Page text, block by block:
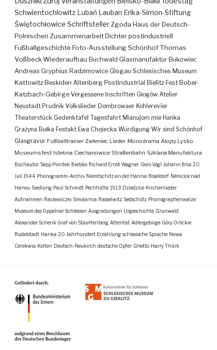
Schwientochlowitz Lubań Lauban Erika-Simon-Stiftung
Świętochłowice SchriftstellerZgoda Haus der Deutsch-
Polnischen ZusammenarbeitDichterpostindustriell
Fußballgeschichte Foto-AusstellungSchönhofThomas
VoßbeckWiederaufbau Buchwald Glasmanufaktur Bukowiec
Andreas Gryphius Radzimowice Glogau Schlesisches Museum
Kattowitz Beskiden Altenberg Postindustrial Bielitz Fest Bober-
Katzbach-Gebirge Vergessene Inschriften Głogów Atelier
Neustadt Prudnik Volkslieder Dombrowaer Kohlerevier
Theaterstück Gedenktafel Tagesfahrt Mianujom mie Hanka
Grażyna Bułka Festakt Ewa Chojecka Würdigung Wir sind Schönhof
Glasgravur Fußballtrainer Zieleniec Lieder Monodrama Alojzy Lysko
Museumsfest Istebna Ciechanowice Straßenbahn Szklana Manufaktura
Buchautor Sepp Piontek Bielsko Richard Ernst Wagner Gero Vogl Johann Bros 20.
Juli 1944 Phonogramm-Archiv Niemtschitz an der Hanna Roseldorf Némčice nad
Hanou Siedlung Paul Schmidt Pechhütte 1913 Dziedzice Kirchenlieder
Aufnahmen Racławiczki Smolarnia Rasselwitz Sedschütz Phonographenwalze
Museum des Oppelner Schlesien Ausgrabungen Urgeschichte Grunwald
Alexander Schenk Graf von Stauffenberg Attentat Adlergebirge Góry Orlickie
Rudelstadt Hanka 20. Jahrhundert Erzählung schlesische Sprache Nowa
Cerekwia Kelten Deutsch-Neukirch deutsche Opfer Ghetto Harry Thürk